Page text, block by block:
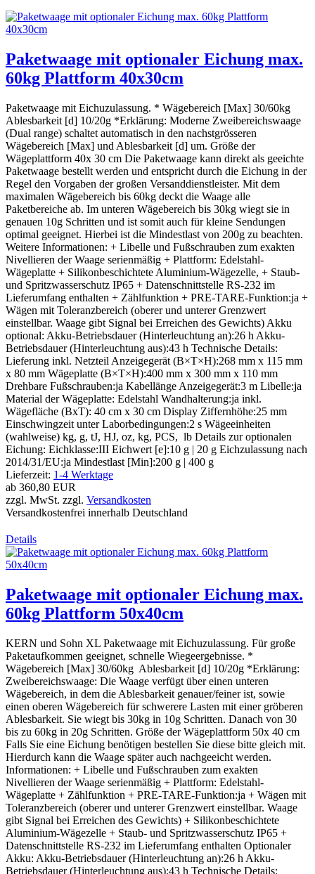
Paketwaage mit optionaler Eichung max.
60kg Plattform 40x30cm
Paketwaage mit Eichuzulassung. * Wägebereich [Max] 30/60kg
Ablesbarkeit [d] 10/20g *Erklärung: Moderne Zweibereichswaage
(Dual range) schaltet automatisch in den nachstgrösseren
Wägebereich [Max] und Ablesbarkeit [d] um. Größe der
Wägeplattform 40x 30 cm Die Paketwaage kann direkt als geeichte
Paketwaage bestellt werden und entspricht durch die Eichung in der
Regel den Vorgaben der großen Versanddienstleister. Mit dem
maximalen Wägebereich bis 60kg deckt die Waage alle
Paketbereiche ab. Im unteren Wägebereich bis 30kg wiegt sie in
genauen 10g Schritten und ist somit auch für kleine Sendungen
optimal geeignet. Hierbei ist die Mindestlast von 200g zu beachten.
Weitere Informationen: + Libelle und Fußschrauben zum exakten
Nivellieren der Waage serienmäßig + Plattform: Edelstahl-
Wägeplatte + Silikonbeschichtete Aluminium-Wägezelle, + Staub-
und Spritzwasserschutz IP65 + Datenschnittstelle RS-232 im
Lieferumfang enthalten + Zählfunktion + PRE-TARE-Funktion:ja +
Wägen mit Toleranzbereich (oberer und unterer Grenzwert
einstellbar. Waage gibt Signal bei Erreichen des Gewichts) Akku
optional: Akku-Betriebsdauer (Hinterleuchtung an):26 h Akku-
Betriebsdauer (Hinterleuchtung aus):43 h Technische Details:
Lieferung inkl. Netzteil Anzeigegerät (B×T×H):268 mm x 115 mm
x 80 mm Wägeplatte (B×T×H):400 mm x 300 mm x 110 mm
Drehbare Fußschrauben:ja Kabellänge Anzeigegerät:3 m Libelle:ja
Material der Wägeplatte: Edelstahl Wandhalterung:ja inkl.
Wägefläche (BxT): 40 cm x 30 cm Display Ziffernhöhe:25 mm
Einschwingzeit unter Laborbedingungen:2 s Wägeeinheiten
(wahlweise) kg, g, tJ, HJ, oz, kg, PCS, lb Details zur optionalen
Eichung: Eichklasse:III Eichwert [e]:10 g | 20 g Eichzulassung nach
2014/31/EU:ja Mindestlast [Min]:200 g | 400 g
Lieferzeit: 1-4 Werktage
ab 360,80 EUR
zzgl. MwSt. zzgl. Versandkosten
Versandkostenfrei innerhalb Deutschland
Details
Paketwaage mit optionaler Eichung max.
60kg Plattform 50x40cm
KERN und Sohn XL Paketwaage mit Eichuzulassung. Für große
Paketaufkommen geeignet, schnelle Wiegeergebnisse. *
Wägebereich [Max] 30/60kg Ablesbarkeit [d] 10/20g *Erklärung:
Zweibereichswaage: Die Waage verfügt über einen unteren
Wägebereich, in dem die Ablesbarkeit genauer/feiner ist, sowie
einen oberen Wägebereich für schwerere Lasten mit einer gröberen
Ablesbarkeit. Sie wiegt bis 30kg in 10g Schritten. Danach von 30
bis zu 60kg in 20g Schritten. Größe der Wägeplattform 50x 40 cm
Falls Sie eine Eichung benötigen bestellen Sie diese bitte gleich mit.
Hierdurch kann die Waage später auch nachgeeicht werden.
Informationen: + Libelle und Fußschrauben zum exakten
Nivellieren der Waage serienmäßig + Plattform: Edelstahl-
Wägeplatte + Zählfunktion + PRE-TARE-Funktion:ja + Wägen mit
Toleranzbereich (oberer und unterer Grenzwert einstellbar. Waage
gibt Signal bei Erreichen des Gewichts) + Silikonbeschichtete
Aluminium-Wägezelle + Staub- und Spritzwasserschutz IP65 +
Datenschnittstelle RS-232 im Lieferumfang enthalten Optionaler
Akku: Akku-Betriebsdauer (Hinterleuchtung an):26 h Akku-
Betriebsdauer (Hinterleuchtung aus):43 h Technische Details: